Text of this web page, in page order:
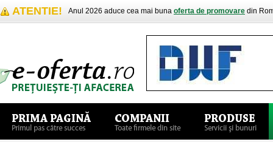
ATENTIE! Anul 2026 aduce cea mai buna oferta de promovare din